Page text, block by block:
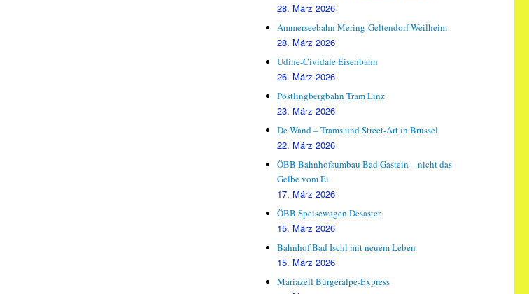
28. März 2026
Ammerseebahn Mering-Geltendorf-Weilheim
28. März 2026
Udine-Cividale Eisenbahn
26. März 2026
Pöstlingbergbahn Tram Linz
23. März 2026
De Wand – Trams und Street-Art in Brüssel
22. März 2026
ÖBB Bahnhofsumbau Bad Gastein – nicht das
Gelbe vom Ei
17. März 2026
ÖBB Speisewagen Desaster
15. März 2026
Bahnhof Bad Ischl mit neuem Leben
15. März 2026
Mariazell Bürgeralpe-Express